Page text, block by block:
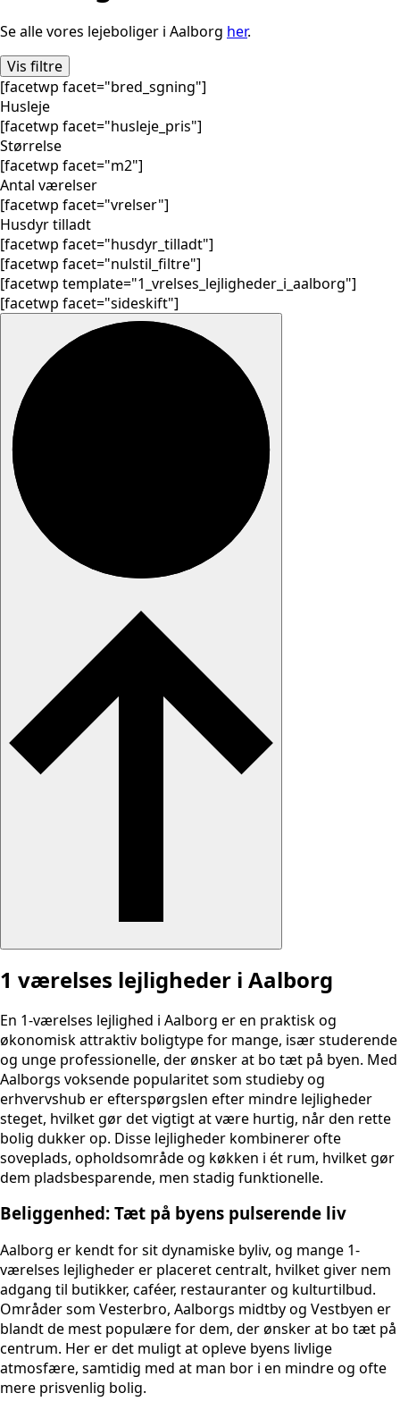
Se alle vores lejeboliger i Aalborg her.
Vis filtre
[facetwp facet="bred_sgning"]
Husleje
[facetwp facet="husleje_pris"]
Størrelse
[facetwp facet="m2"]
Antal værelser
[facetwp facet="vrelser"]
Husdyr tilladt
[facetwp facet="husdyr_tilladt"]
[facetwp facet="nulstil_filtre"]
[facetwp template="1_vrelses_lejligheder_i_aalborg"]
[facetwp facet="sideskift"]
1 værelses lejligheder i Aalborg
En 1-værelses lejlighed i Aalborg er en praktisk og
økonomisk attraktiv boligtype for mange, især studerende
og unge professionelle, der ønsker at bo tæt på byen. Med
Aalborgs voksende popularitet som studieby og
erhvervshub er efterspørgslen efter mindre lejligheder
steget, hvilket gør det vigtigt at være hurtig, når den rette
bolig dukker op. Disse lejligheder kombinerer ofte
soveplads, opholdsområde og køkken i ét rum, hvilket gør
dem pladsbesparende, men stadig funktionelle.
Beliggenhed: Tæt på byens pulserende liv
Aalborg er kendt for sit dynamiske byliv, og mange 1-
værelses lejligheder er placeret centralt, hvilket giver nem
adgang til butikker, caféer, restauranter og kulturtilbud.
Områder som Vesterbro, Aalborgs midtby og Vestbyen er
blandt de mest populære for dem, der ønsker at bo tæt på
centrum. Her er det muligt at opleve byens livlige
atmosfære, samtidig med at man bor i en mindre og ofte
mere prisvenlig bolig.